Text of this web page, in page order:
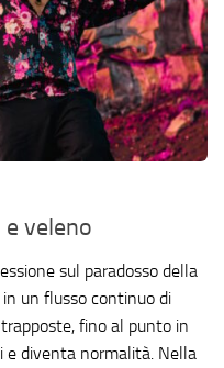
e veleno
sul paradosso della
un flusso continuo di
fino al punto in
e diventa normalità. Nella